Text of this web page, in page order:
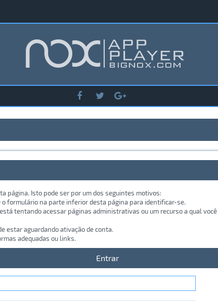
página. Isto pode ser por um dos seguintes motivos:
formulário na parte inferior desta página para identificar-se.
tentando acessar páginas administrativas ou um recurso a qual
estar aguardando ativação de conta.
adequadas ou links.
Entrar